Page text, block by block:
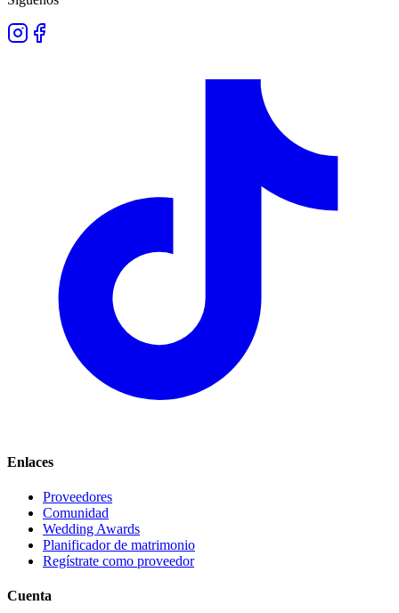
Enlaces
Proveedores
Comunidad
Wedding Awards
Planificador de matrimonio
Regístrate como proveedor
Cuenta